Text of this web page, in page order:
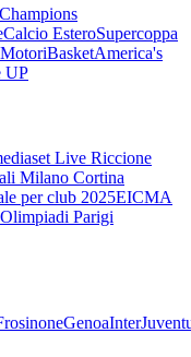
Champions
Calcio EsteroSupercoppa
BasketAmerica's
UP
Live Riccione
Milano Cortina
per club 2025EICMA
Olimpiadi Parigi
GenoaInter